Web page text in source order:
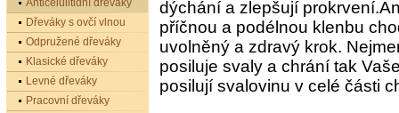
dýchání a zlepšují
příčnou a podélnou klenbu
uvolněný a zdravý krok.
posiluje svaly a chrání tak
posilují svalovinu v celé části
Anticelulitidní dřeváky
Dřeváky s ovčí vlnou
Odpružené dřeváky
Klasické dřeváky
Levné dřeváky
Pracovní dřeváky